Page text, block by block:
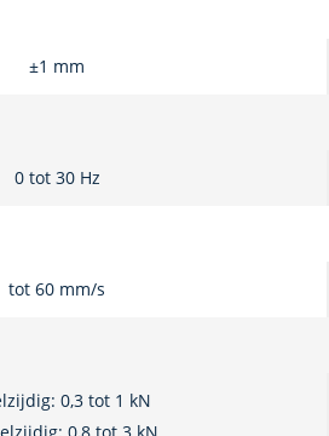
±1 mm
0 tot 30 Hz
tot 60 mm/s
0,3 tot 1 kN